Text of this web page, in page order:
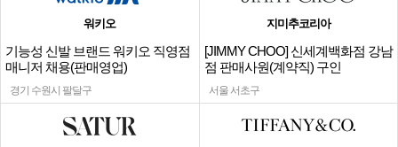
워키오
기능성 신발 브랜드 워키오 직영점
매니저 채용(판매영업)
경기 수원시 팔달구
지미추코리아
[JIMMY CHOO] 신세계백화점 강남
점 판매사원(계약직) 구인
서울 서초구